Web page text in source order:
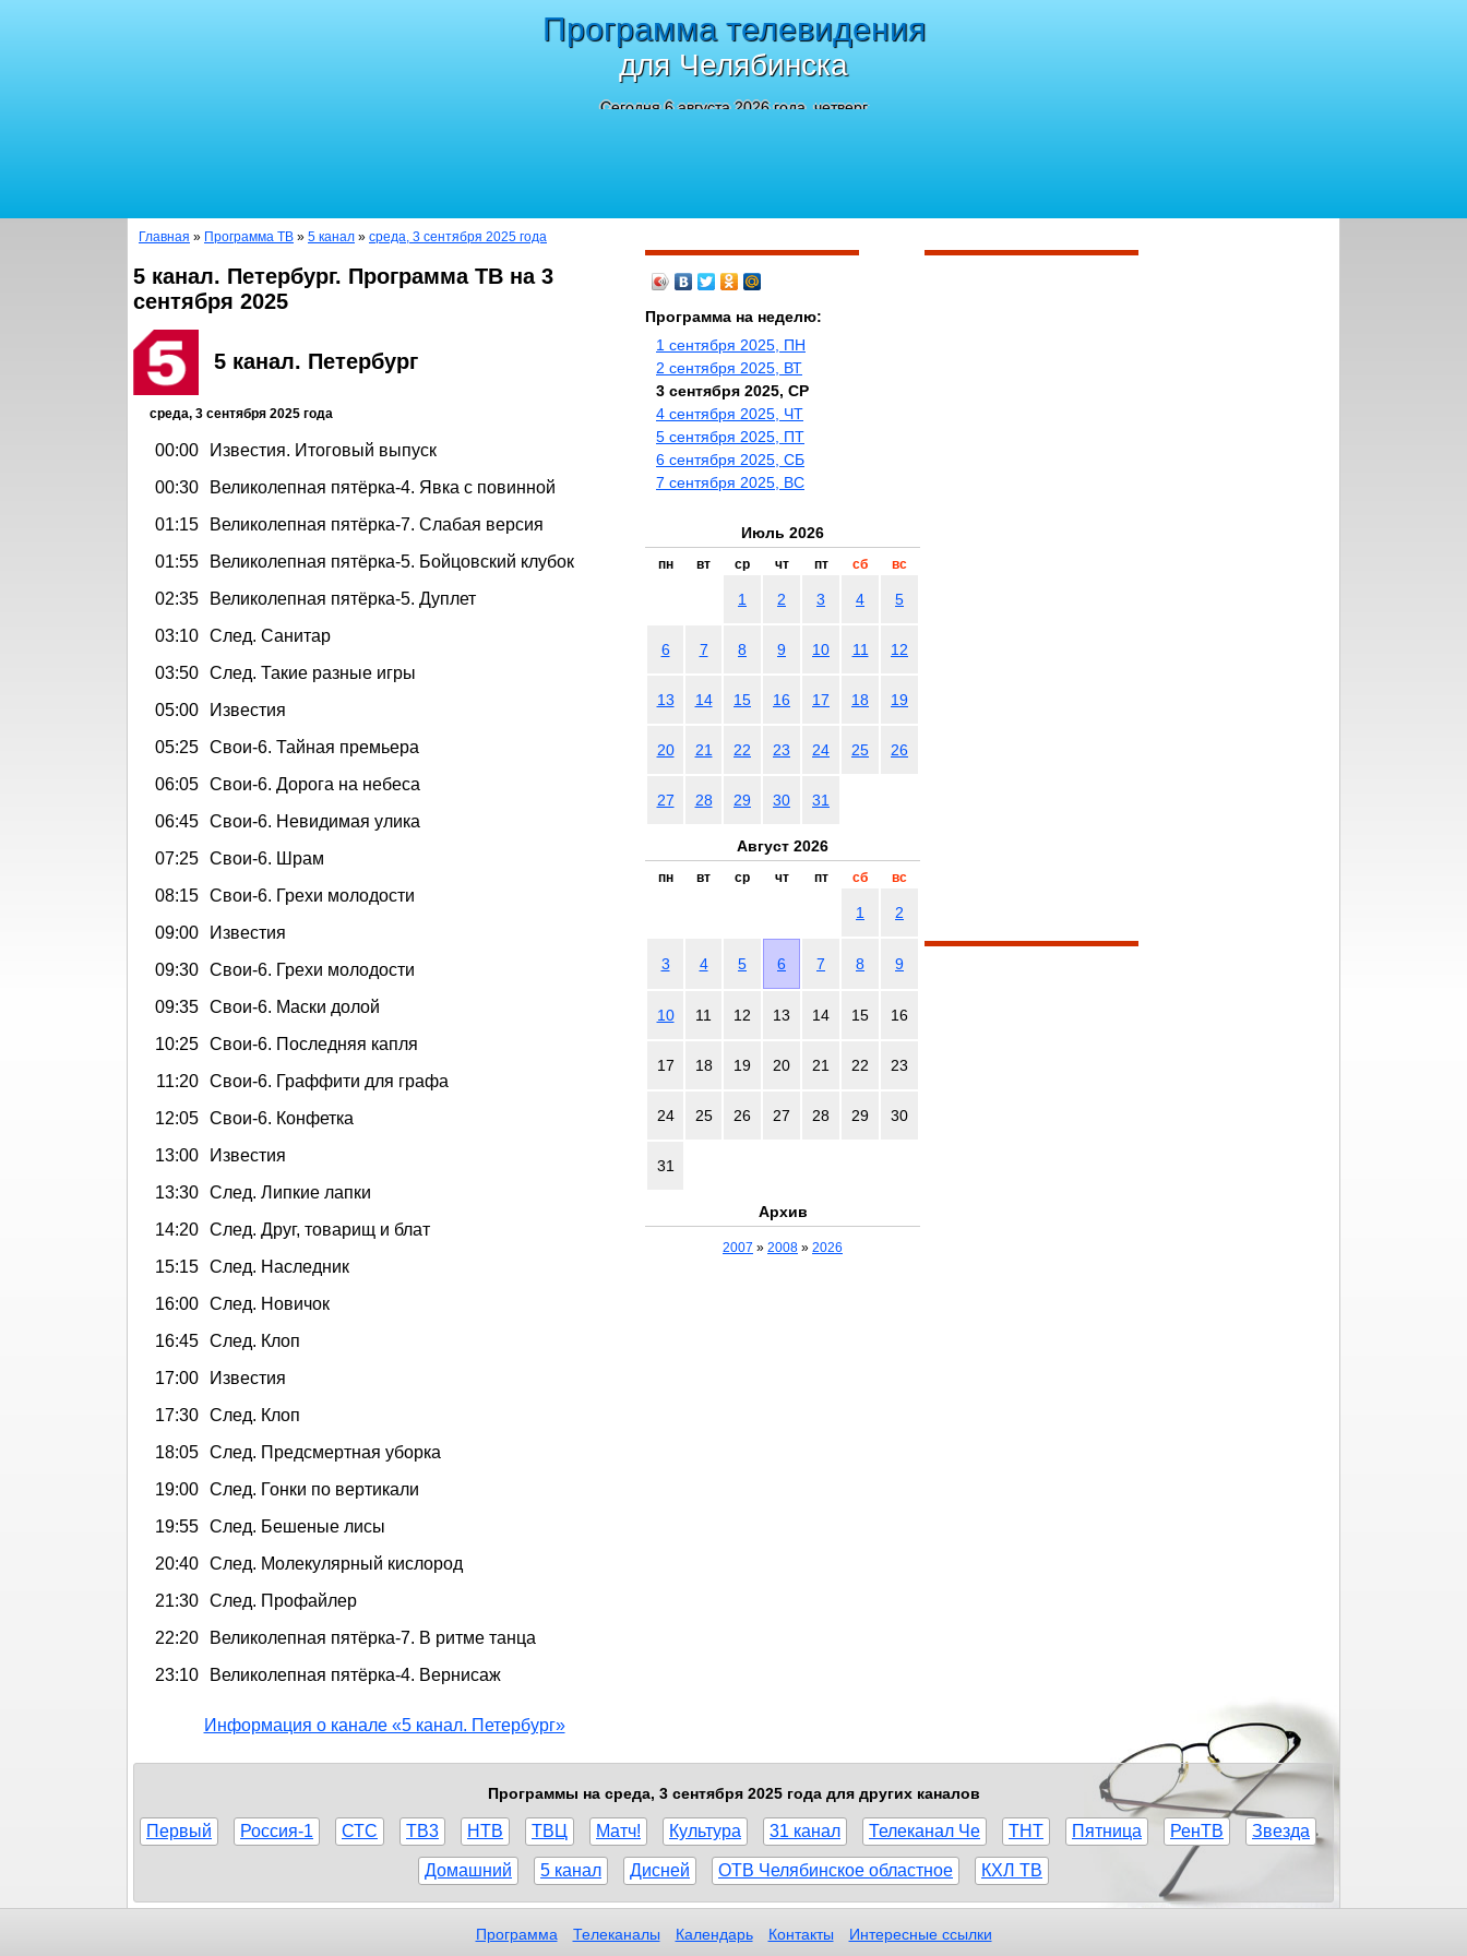
Программа телевидения
для Челябинска
Сегодня 6 августа 2026 года, четверг
Главная » Программа ТВ » 5 канал » среда, 3 сентября 2025 года
5 канал. Петербург. Программа ТВ на 3
сентября 2025
5 канал. Петербург
среда, 3 сентября 2025 года
00:00
Известия. Итоговый выпуск
00:30
Великолепная пятёрка-4. Явка с повинной
01:15
Великолепная пятёрка-7. Слабая версия
01:55
Великолепная пятёрка-5. Бойцовский клубок
02:35
Великолепная пятёрка-5. Дуплет
03:10 След. Санитар
03:50 След. Такие разные игры
05:00
Известия
05:25 Свои-6. Тайная премьера
06:05 Свои-6. Дорога на небеса
06:45 Свои-6. Невидимая улика
07:25 Свои-6. Шрам
08:15 Свои-6. Грехи молодости
09:00
Известия
09:30 Свои-6. Грехи молодости
09:35 Свои-6. Маски долой
10:25 Свои-6. Последняя капля
11:20 Свои-6. Граффити для графа
12:05 Свои-6. Конфетка
13:00
Известия
13:30 След. Липкие лапки
14:20 След. Друг, товарищ и блат
15:15 След. Наследник
16:00 След. Новичок
16:45 След. Клоп
17:00
Известия
17:30 След. Клоп
18:05 След. Предсмертная уборка
19:00 След. Гонки по вертикали
19:55 След. Бешеные лисы
20:40 След. Молекулярный кислород
21:30 След. Профайлер
22:20
Великолепная пятёрка-7. В ритме танца
23:10
Великолепная пятёрка-4. Вернисаж
Информация о канале «5 канал. Петербург»
Программа на неделю:
1 сентября 2025, ПН
2 сентября 2025, ВТ
3 сентября 2025, СР
4 сентября 2025, ЧТ
5 сентября 2025, ПТ
6 сентября 2025, СБ
7 сентября 2025, ВС
Июль 2026
пн вт ср чт пт сб вс
1 2 3 4 5
6 7 8 9 10 11 12
13 14 15 16 17 18 19
20 21 22 23 24 25 26
27 28 29 30 31
Август 2026
пн вт ср чт пт сб вс
1 2
3 4 5 6 7 8 9
10 11 12 13 14 15 16
17 18 19 20 21 22 23
24 25 26 27 28 29 30
31
Архив
2007 » 2008 » 2026
Программы на среда, 3 сентября 2025 года для других каналов
Первый Россия-1 СТС ТВ3 НТВ ТВЦ Матч! Культура 31 канал Телеканал Че ТНТ Пятница РенТВ Звезда
Домашний 5 канал Дисней ОТВ Челябинское областное КХЛ ТВ
Программа Телеканалы Календарь Контакты Интересные ссылки